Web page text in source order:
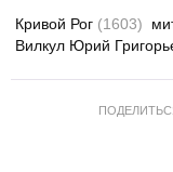
Кривой Рог (1603)
Вилкул Юрий